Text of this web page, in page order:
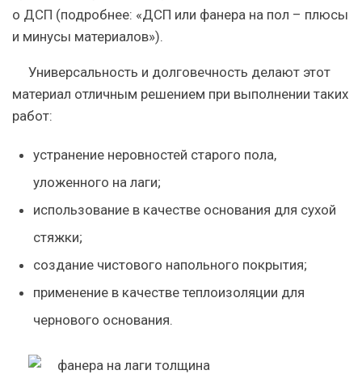
о ДСП (подробнее: «ДСП или фанера на пол – плюсы
и минусы материалов»).
Универсальность и долговечность делают этот
материал отличным решением при выполнении таких
работ:
устранение неровностей старого пола,
уложенного на лаги;
использование в качестве основания для сухой
стяжки;
создание чистового напольного покрытия;
применение в качестве теплоизоляции для
чернового основания.